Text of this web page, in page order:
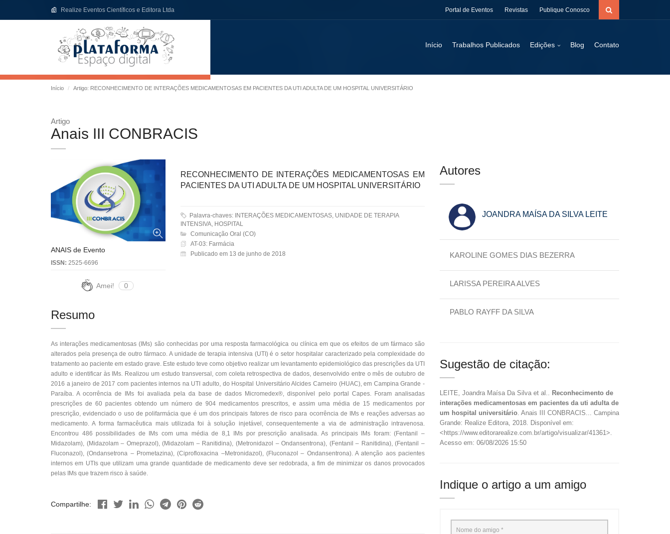
Realize Eventos Científicos e Editora Ltda Portal de Eventos Revistas Publique Conosco
Início Trabalhos Publicados Edições Blog Contato
Início Artigo: RECONHECIMENTO DE INTERAÇÕES MEDICAMENTOSAS EM PACIENTES DA UTI ADULTA DE UM HOSPITAL UNIVERSITÁRIO
Artigo
Anais III CONBRACIS
ANAIS de Evento
ISSN: 2525-6696
Amei! 0
RECONHECIMENTO DE INTERAÇÕES MEDICAMENTOSAS EM
PACIENTES DA UTI ADULTA DE UM HOSPITAL UNIVERSITÁRIO
Palavra-chaves: INTERAÇÕES MEDICAMENTOSAS, UNIDADE DE TERAPIA
INTENSIVA, HOSPITAL
Comunicação Oral (CO)
AT-03: Farmácia
Publicado em 13 de junho de 2018
Resumo
As interações medicamentosas (IMs) são conhecidas por uma resposta farmacológica ou clínica em que os efeitos de um fármaco são
alterados pela presença de outro fármaco. A unidade de terapia intensiva (UTI) é o setor hospitalar caracterizado pela complexidade do
tratamento ao paciente em estado grave. Este estudo teve como objetivo realizar um levantamento epidemiológico das prescrições da UTI
adulto e identificar às IMs. Realizou um estudo transversal, com coleta retrospectiva de dados, desenvolvido entre o mês de outubro de
2016 a janeiro de 2017 com pacientes internos na UTI adulto, do Hospital Universitário Alcides Carneiro (HUAC), em Campina Grande -
Paraíba. A ocorrência de IMs foi avaliada pela da base de dados Micromedex®, disponível pelo portal Capes. Foram analisadas
prescrições de 60 pacientes obtendo um número de 904 medicamentos prescritos, e assim uma média de 15 medicamentos por
prescrição, evidenciado o uso de polifarmácia que é um dos principais fatores de risco para ocorrência de IMs e reações adversas ao
medicamento. A forma farmacêutica mais utilizada foi à solução injetável, consequentemente a via de administração intravenosa.
Encontrou 486 possibilidades de IMs com uma média de 8,1 IMs por prescrição analisada. As principais IMs foram: (Fentanil –
Midazolam), (Midazolam – Omeprazol), (Midazolam – Ranitidina), (Metronidazol – Ondansentrona), (Fentanil – Ranitidina), (Fentanil –
Fluconazol), (Ondansetrona – Prometazina), (Ciprofloxacina –Metronidazol), (Fluconazol – Ondansentrona). A atenção aos pacientes
internos em UTIs que utilizam uma grande quantidade de medicamento deve ser redobrada, a fim de minimizar os danos provocados
pelas IMs que trazem risco à saúde.
Compartilhe:
Autores
JOANDRA MAÍSA DA SILVA LEITE
KAROLINE GOMES DIAS BEZERRA
LARISSA PEREIRA ALVES
PABLO RAYFF DA SILVA
Sugestão de citação:
LEITE, Joandra Maísa Da Silva et al.. Reconhecimento de
interações medicamentosas em pacientes da uti adulta de
um hospital universitário. Anais III CONBRACIS... Campina
Grande: Realize Editora, 2018. Disponível em:
<https://www.editorarealize.com.br/artigo/visualizar/41361>.
Acesso em: 06/08/2026 15:50
Indique o artigo a um amigo